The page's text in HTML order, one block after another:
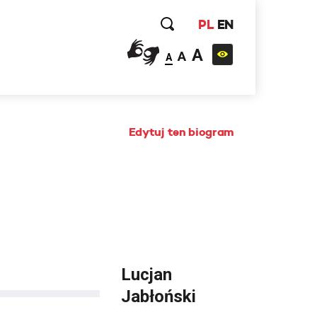
PL EN
A A A
Edytuj ten biogram
Lucjan
Jabłoński